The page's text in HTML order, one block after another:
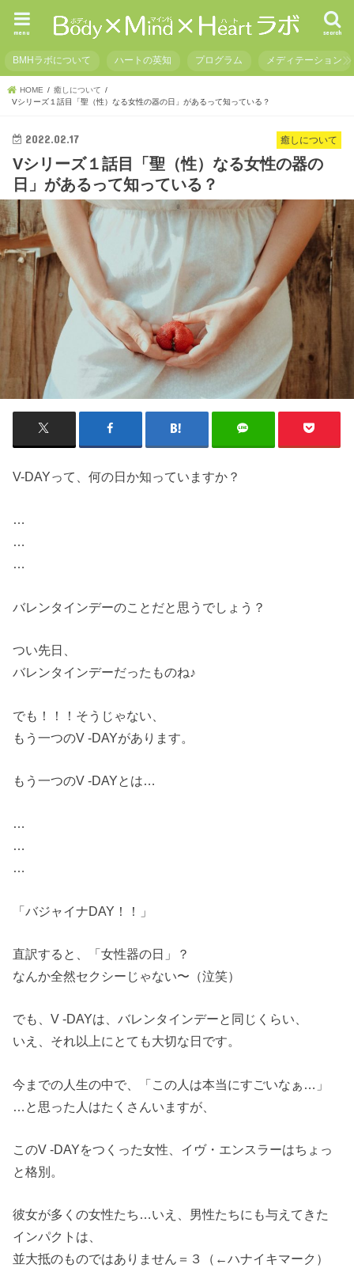
search
menu
BMHラボについて ハートの英知 プログラム メディテーション
HOME
癒しについて
Vシリーズ１話目「聖（性）なる女性の器の日」があるって知っている？
癒しについて
2022.02.17
Vシリーズ１話目「聖（性）なる女性の器の
日」があるって知っている？
V-DAYって、何の日か知っていますか？
…
…
…
バレンタインデーのことだと思うでしょう？
つい先日、
バレンタインデーだったものね♪
でも！！！そうじゃない、
もう一つのV -DAYがあります。
もう一つのV -DAYとは…
…
…
…
「バジャイナDAY！！」
直訳すると、「女性器の日」？
なんか全然セクシーじゃない〜（泣笑）
でも、V -DAYは、バレンタインデーと同じくらい、
いえ、それ以上にとても大切な日です。
今までの人生の中で、「この人は本当にすごいなぁ…」
…と思った人はたくさんいますが、
このV -DAYをつくった女性、イヴ・エンスラーはちょっ
と格別。
彼女が多くの女性たち…いえ、男性たちにも与えてきた
インパクトは、
並大抵のものではありません＝３（←ハナイキマーク）